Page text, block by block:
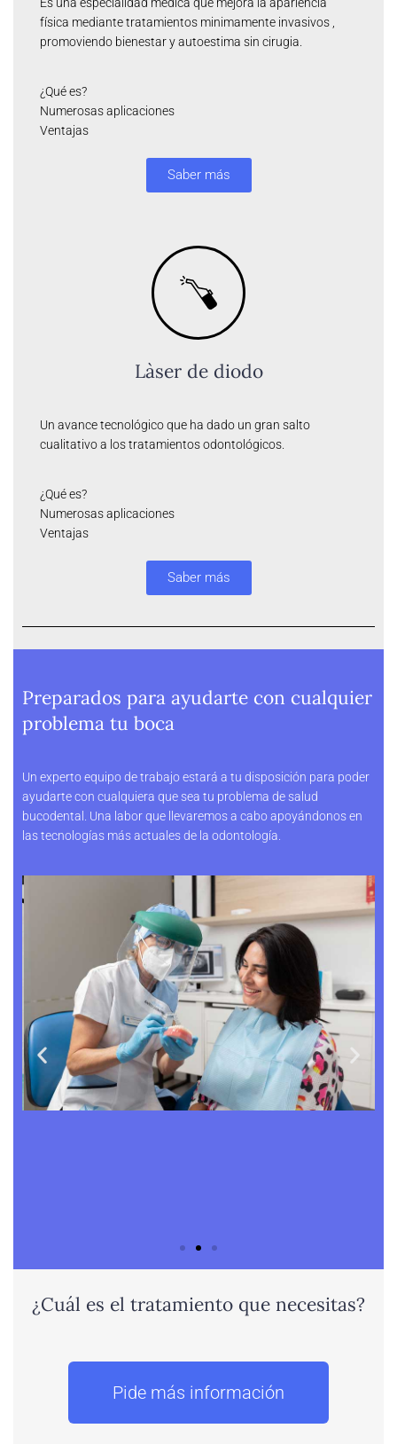
física mediante tratamientos minimamente invasivos ,
promoviendo bienestar y autoestima sin cirugia.
¿Qué es?
Numerosas aplicaciones
Ventajas
Saber más
Làser de diodo
Un avance tecnológico que ha dado un gran salto
cualitativo a los tratamientos odontológicos.
¿Qué es?
Numerosas aplicaciones
Ventajas
Saber más
Preparados para ayudarte con cualquier
problema tu boca
Un experto equipo de trabajo estará a tu disposición para poder
ayudarte con cualquiera que sea tu problema de salud
bucodental. Una labor que llevaremos a cabo apoyándonos en
las tecnologías más actuales de la odontología.
¿Cuál es el tratamiento que necesitas?
Pide más información